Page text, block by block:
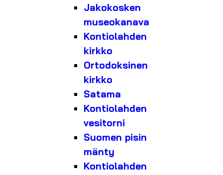
Jakokosken
museokanava
Kontiolahden
kirkko
Ortodoksinen
kirkko
Satama
Kontiolahden
vesitorni
Suomen pisin
mänty
Kontiolahden